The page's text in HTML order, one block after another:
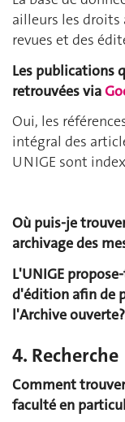
ailleurs les droits
revues et des
Les publications
retrouvées via
Oui, les
intégral des
UNIGE sont
Où puis-je
archivage des
L'UNIGE
d'édition afin de
l'Archive ouverte?
4. Recherche
Comment
faculté en